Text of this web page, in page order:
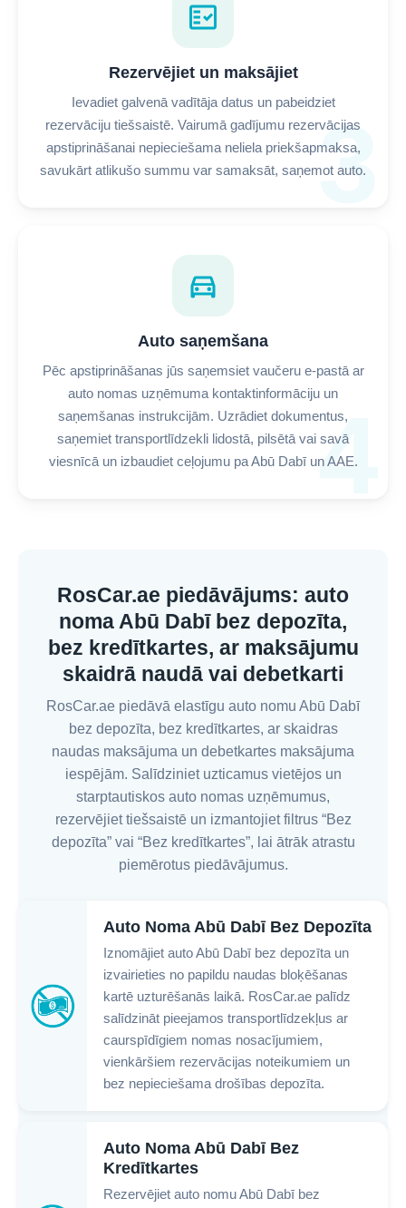
3
fact_check
Rezervējiet un maksājiet
Ievadiet galvenā vadītāja datus un pabeidziet
rezervāciju tiešsaistē. Vairumā gadījumu rezervācijas
apstiprināšanai nepieciešama neliela priekšapmaksa,
savukārt atlikušo summu var samaksāt, saņemot auto.
4
directions_car
Auto saņemšana
Pēc apstiprināšanas jūs saņemsiet vaučeru e-pastā ar
auto nomas uzņēmuma kontaktinformāciju un
saņemšanas instrukcijām. Uzrādiet dokumentus,
saņemiet transportlīdzekli lidostā, pilsētā vai savā
viesnīcā un izbaudiet ceļojumu pa Abū Dabī un AAE.
RosCar.ae piedāvājums: auto
noma Abū Dabī bez depozīta,
bez kredītkartes, ar maksājumu
skaidrā naudā vai debetkarti
RosCar.ae piedāvā elastīgu auto nomu Abū Dabī
bez depozīta, bez kredītkartes, ar skaidras
naudas maksājuma un debetkartes maksājuma
iespējām. Salīdziniet uzticamus vietējos un
starptautiskos auto nomas uzņēmumus,
rezervējiet tiešsaistē un izmantojiet filtrus “Bez
depozīta” vai “Bez kredītkartes”, lai ātrāk atrastu
piemērotus piedāvājumus.
Auto Noma Abū Dabī Bez Depozīta
Iznomājiet auto Abū Dabī bez depozīta un
izvairieties no papildu naudas bloķēšanas
kartē uzturēšanās laikā. RosCar.ae palīdz
salīdzināt pieejamos transportlīdzekļus ar
caurspīdīgiem nomas nosacījumiem,
vienkāršiem rezervācijas noteikumiem un
bez nepieciešama drošības depozīta.
Auto Noma Abū Dabī Bez
Kredītkartes
Rezervējiet auto nomu Abū Dabī bez